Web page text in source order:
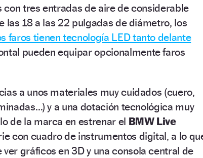
tres entradas de aire de considerable
las 18 a las 22 pulgadas de diámetro, los
faros tienen tecnología LED tanto delante
pueden equipar opcionalmente faros
a unos materiales muy cuidados (cuero,
y a una dotación tecnológica muy
de la marca en estrenar el BMW Live
con cuadro de instrumentos digital, a lo
gráficos en 3D y una consola central de